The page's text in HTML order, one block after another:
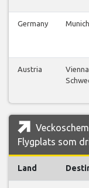
Germany Munich
Austria
Vienna
Flygplats som
Land